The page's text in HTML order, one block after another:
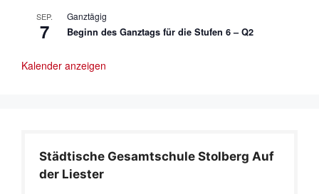
SEP.
7
Ganztägig
Beginn des Ganztags für die Stufen 6 – Q2
Kalender anzeigen
Städtische Gesamtschule Stolberg Auf
der Liester